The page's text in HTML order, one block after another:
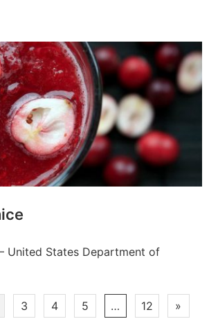
United States Department of
3 4 5 … 12 »